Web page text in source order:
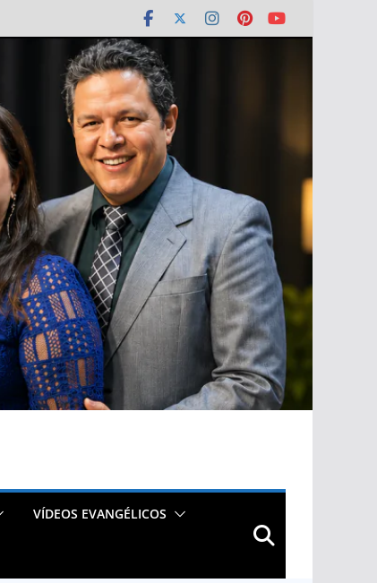
VÍDEOS EVANGÉLICOS